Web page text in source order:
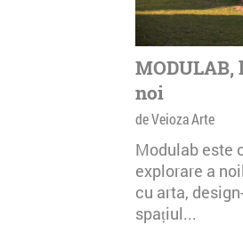
noi
de Veioza Arte
Modulab este
explorare a
cu arta,
spațiul...